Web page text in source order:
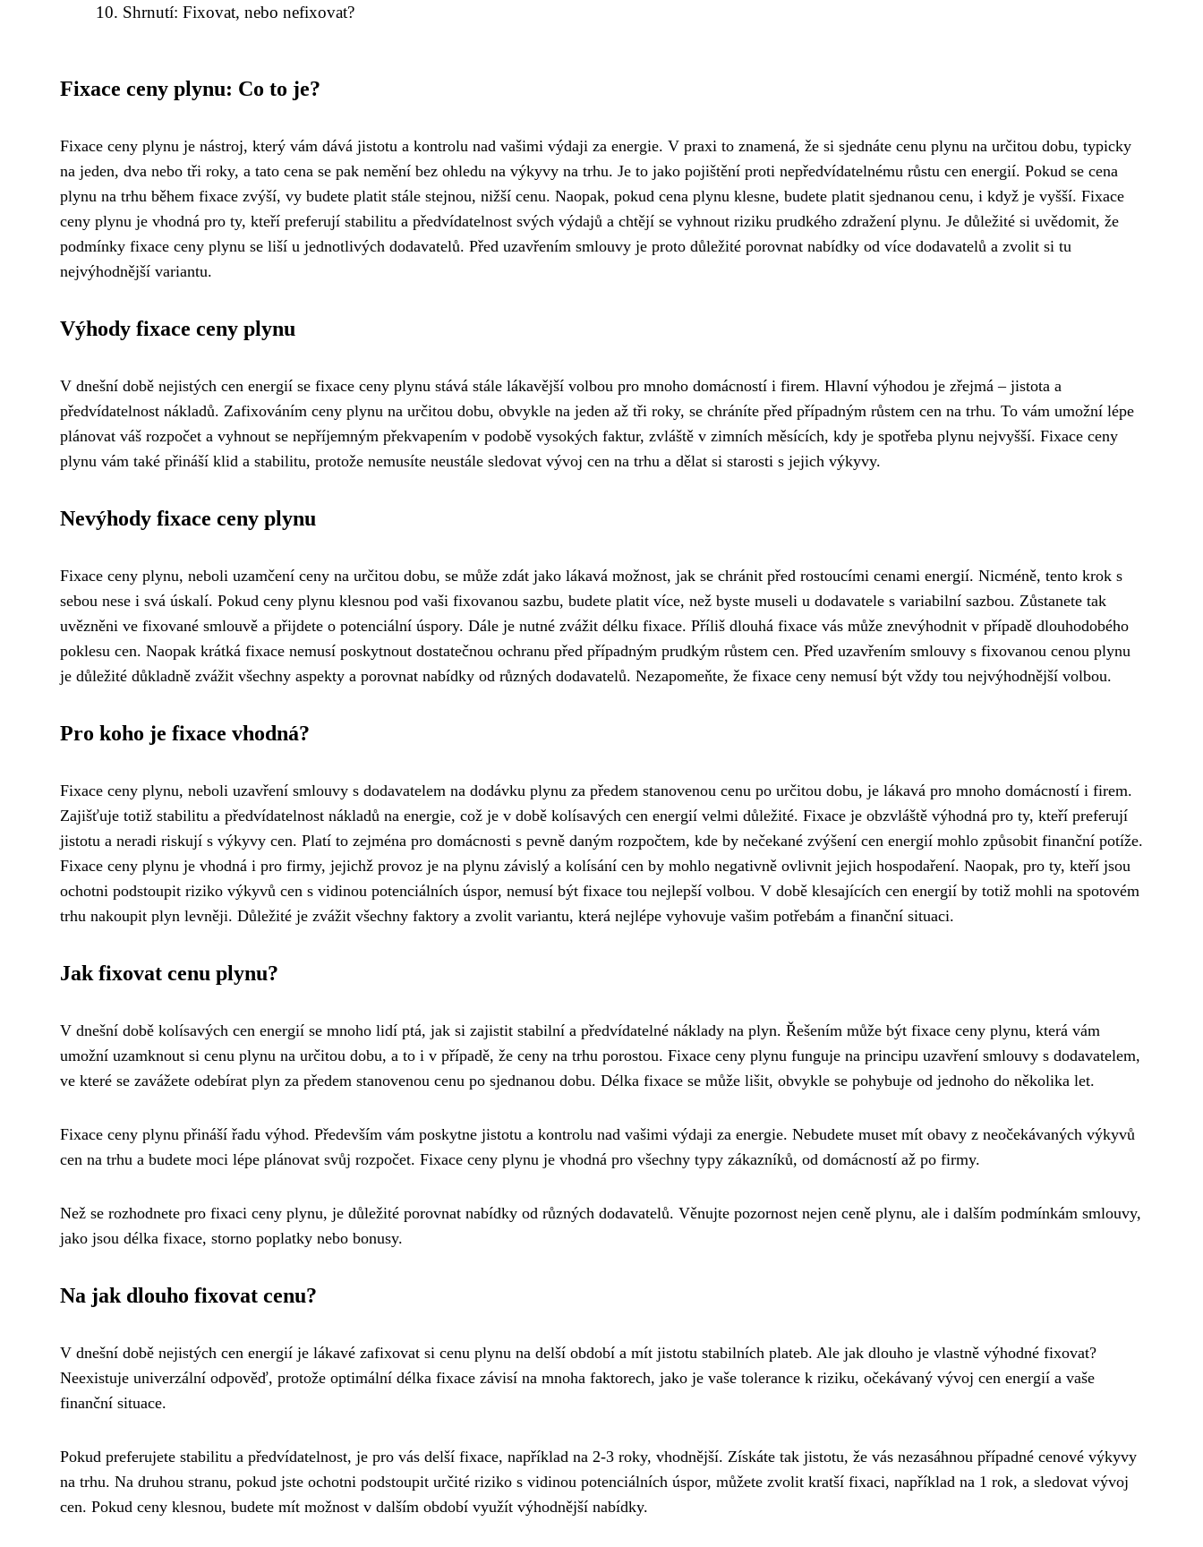
Shrnutí: Fixovat, nebo nefixovat?
Fixace ceny plynu: Co to je?
Fixace ceny plynu je nástroj, který vám dává jistotu a kontrolu nad vašimi výdaji za energie. V praxi to znamená, že si sjednáte cenu plynu na určitou dobu, typicky
na jeden, dva nebo tři roky, a tato cena se pak nemění bez ohledu na výkyvy na trhu. Je to jako pojištění proti nepředvídatelnému růstu cen energií. Pokud se cena
plynu na trhu během fixace zvýší, vy budete platit stále stejnou, nižší cenu. Naopak, pokud cena plynu klesne, budete platit sjednanou cenu, i když je vyšší. Fixace
ceny plynu je vhodná pro ty, kteří preferují stabilitu a předvídatelnost svých výdajů a chtějí se vyhnout riziku prudkého zdražení plynu. Je důležité si uvědomit, že
podmínky fixace ceny plynu se liší u jednotlivých dodavatelů. Před uzavřením smlouvy je proto důležité porovnat nabídky od více dodavatelů a zvolit si tu
nejvýhodnější variantu.
Výhody fixace ceny plynu
V dnešní době nejistých cen energií se fixace ceny plynu stává stále lákavější volbou pro mnoho domácností i firem. Hlavní výhodou je zřejmá – jistota a
předvídatelnost nákladů. Zafixováním ceny plynu na určitou dobu, obvykle na jeden až tři roky, se chráníte před případným růstem cen na trhu. To vám umožní lépe
plánovat váš rozpočet a vyhnout se nepříjemným překvapením v podobě vysokých faktur, zvláště v zimních měsících, kdy je spotřeba plynu nejvyšší. Fixace ceny
plynu vám také přináší klid a stabilitu, protože nemusíte neustále sledovat vývoj cen na trhu a dělat si starosti s jejich výkyvy.
Nevýhody fixace ceny plynu
Fixace ceny plynu, neboli uzamčení ceny na určitou dobu, se může zdát jako lákavá možnost, jak se chránit před rostoucími cenami energií. Nicméně, tento krok s
sebou nese i svá úskalí. Pokud ceny plynu klesnou pod vaši fixovanou sazbu, budete platit více, než byste museli u dodavatele s variabilní sazbou. Zůstanete tak
uvězněni ve fixované smlouvě a přijdete o potenciální úspory. Dále je nutné zvážit délku fixace. Příliš dlouhá fixace vás může znevýhodnit v případě dlouhodobého
poklesu cen. Naopak krátká fixace nemusí poskytnout dostatečnou ochranu před případným prudkým růstem cen. Před uzavřením smlouvy s fixovanou cenou plynu
je důležité důkladně zvážit všechny aspekty a porovnat nabídky od různých dodavatelů. Nezapomeňte, že fixace ceny nemusí být vždy tou nejvýhodnější volbou.
Pro koho je fixace vhodná?
Fixace ceny plynu, neboli uzavření smlouvy s dodavatelem na dodávku plynu za předem stanovenou cenu po určitou dobu, je lákavá pro mnoho domácností i firem.
Zajišťuje totiž stabilitu a předvídatelnost nákladů na energie, což je v době kolísavých cen energií velmi důležité. Fixace je obzvláště výhodná pro ty, kteří preferují
jistotu a neradi riskují s výkyvy cen. Platí to zejména pro domácnosti s pevně daným rozpočtem, kde by nečekané zvýšení cen energií mohlo způsobit finanční potíže.
Fixace ceny plynu je vhodná i pro firmy, jejichž provoz je na plynu závislý a kolísání cen by mohlo negativně ovlivnit jejich hospodaření. Naopak, pro ty, kteří jsou
ochotni podstoupit riziko výkyvů cen s vidinou potenciálních úspor, nemusí být fixace tou nejlepší volbou. V době klesajících cen energií by totiž mohli na spotovém
trhu nakoupit plyn levněji. Důležité je zvážit všechny faktory a zvolit variantu, která nejlépe vyhovuje vašim potřebám a finanční situaci.
Jak fixovat cenu plynu?
V dnešní době kolísavých cen energií se mnoho lidí ptá, jak si zajistit stabilní a předvídatelné náklady na plyn. Řešením může být fixace ceny plynu, která vám
umožní uzamknout si cenu plynu na určitou dobu, a to i v případě, že ceny na trhu porostou. Fixace ceny plynu funguje na principu uzavření smlouvy s dodavatelem,
ve které se zavážete odebírat plyn za předem stanovenou cenu po sjednanou dobu. Délka fixace se může lišit, obvykle se pohybuje od jednoho do několika let.
Fixace ceny plynu přináší řadu výhod. Především vám poskytne jistotu a kontrolu nad vašimi výdaji za energie. Nebudete muset mít obavy z neočekávaných výkyvů
cen na trhu a budete moci lépe plánovat svůj rozpočet. Fixace ceny plynu je vhodná pro všechny typy zákazníků, od domácností až po firmy.
Než se rozhodnete pro fixaci ceny plynu, je důležité porovnat nabídky od různých dodavatelů. Věnujte pozornost nejen ceně plynu, ale i dalším podmínkám smlouvy,
jako jsou délka fixace, storno poplatky nebo bonusy.
Na jak dlouho fixovat cenu?
V dnešní době nejistých cen energií je lákavé zafixovat si cenu plynu na delší období a mít jistotu stabilních plateb. Ale jak dlouho je vlastně výhodné fixovat?
Neexistuje univerzální odpověď, protože optimální délka fixace závisí na mnoha faktorech, jako je vaše tolerance k riziku, očekávaný vývoj cen energií a vaše
finanční situace.
Pokud preferujete stabilitu a předvídatelnost, je pro vás delší fixace, například na 2-3 roky, vhodnější. Získáte tak jistotu, že vás nezasáhnou případné cenové výkyvy
na trhu. Na druhou stranu, pokud jste ochotni podstoupit určité riziko s vidinou potenciálních úspor, můžete zvolit kratší fixaci, například na 1 rok, a sledovat vývoj
cen. Pokud ceny klesnou, budete mít možnost v dalším období využít výhodnější nabídky.